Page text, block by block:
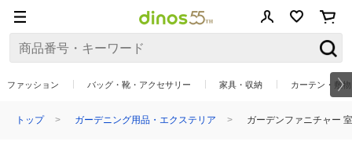
ファッション バッグ・靴・アクセサリー 家具・収納 カーテン・敷
トップ ガーデニング用品・エクステリア ガーデンファニチャー